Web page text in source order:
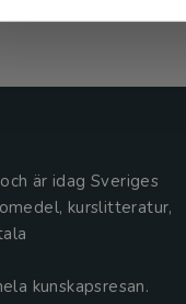
är idag Sveriges
kurslitteratur,
kunskapsresan.